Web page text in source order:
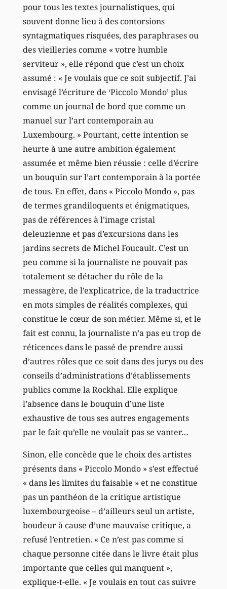
pour tous les textes journalistiques, qui
souvent donne lieu à des contorsions
syntagmatiques risquées, des paraphrases ou
des vieilleries comme « votre humble
serviteur », elle répond que c’est un choix
assumé : « Je voulais que ce soit subjectif. J’ai
envisagé l’écriture de ‘Piccolo Mondo’ plus
comme un journal de bord que comme un
manuel sur l’art contemporain au
Luxembourg. » Pourtant, cette intention se
heurte à une autre ambition également
assumée et même bien réussie : celle d’écrire
un bouquin sur l’art contemporain à la portée
de tous. En effet, dans « Piccolo Mondo », pas
de termes grandiloquents et énigmatiques,
pas de références à l’image cristal
deleuzienne et pas d’excursions dans les
jardins secrets de Michel Foucault. C’est un
peu comme si la journaliste ne pouvait pas
totalement se détacher du rôle de la
messagère, de l’explicatrice, de la traductrice
en mots simples de réalités complexes, qui
constitue le cœur de son métier. Même si, et le
fait est connu, la journaliste n’a pas eu trop de
réticences dans le passé de prendre aussi
d’autres rôles que ce soit dans des jurys ou des
conseils d’administrations d’établissements
publics comme la Rockhal. Elle explique
l’absence dans le bouquin d’une liste
exhaustive de tous ses autres engagements
par le fait qu’elle ne voulait pas se vanter…
Sinon, elle concède que le choix des artistes
présents dans « Piccolo Mondo » s’est effectué
« dans les limites du faisable » et ne constitue
pas un panthéon de la critique artistique
luxembourgeoise – d’ailleurs seul un artiste,
boudeur à cause d’une mauvaise critique, a
refusé l’entretien. « Ce n’est pas comme si
chaque personne citée dans le livre était plus
importante que celles qui manquent »,
explique-t-elle. « Je voulais en tout cas suivre